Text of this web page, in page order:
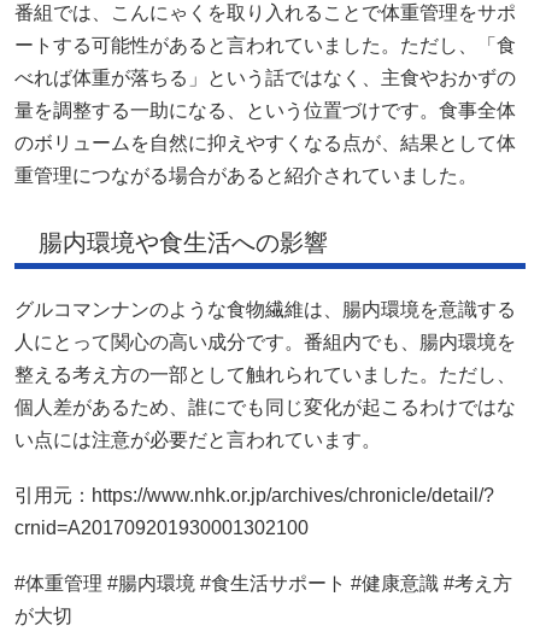
番組では、こんにゃくを取り入れることで体重管理をサポ
ートする可能性があると言われていました。ただし、「食
べれば体重が落ちる」という話ではなく、主食やおかずの
量を調整する一助になる、という位置づけです。食事全体
のボリュームを自然に抑えやすくなる点が、結果として体
重管理につながる場合があると紹介されていました。
腸内環境や食生活への影響
グルコマンナンのような食物繊維は、腸内環境を意識する
人にとって関心の高い成分です。番組内でも、腸内環境を
整える考え方の一部として触れられていました。ただし、
個人差があるため、誰にでも同じ変化が起こるわけではな
い点には注意が必要だと言われています。
引用元：https://www.nhk.or.jp/archives/chronicle/detail/?
crnid=A201709201930001302100
#体重管理 #腸内環境 #食生活サポート #健康意識 #考え方
が大切